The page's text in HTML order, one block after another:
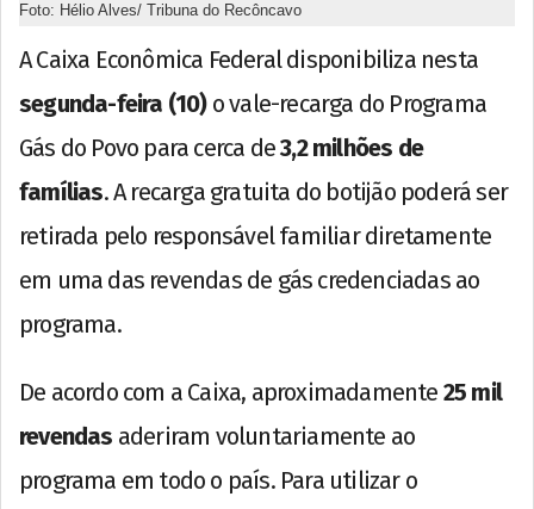
Foto: Hélio Alves/ Tribuna do Recôncavo
A Caixa Econômica Federal disponibiliza nesta
segunda-feira (10)o vale-recarga do Programa
Gás do Povo para cerca de3,2 milhões de
famílias. A recarga gratuita do botijão poderá ser
retirada pelo responsável familiar diretamente
em uma das revendas de gás credenciadas ao
programa.
De acordo com a Caixa, aproximadamente 25 mil
revendas aderiram voluntariamente ao
programa em todo o país. Para utilizar o